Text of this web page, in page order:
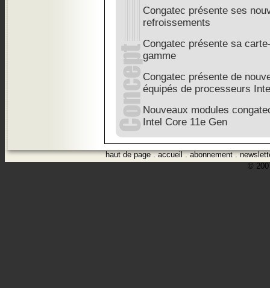
Congatec présente ses
refroissements
Congatec présente sa
gamme
Congatec présente de
équipés de processeurs
Nouveaux modules
Intel Core 11e Gen
haut de page.accueil.abonnement.
©